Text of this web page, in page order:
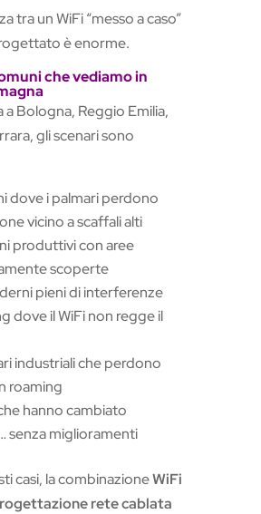
tra un WiFi “messo a caso”
è enorme.
che vediamo in
a Bologna, Reggio Emilia,
gli scenari sono
dove i palmari perdono
vicino a scaffali alti
produttivi con aree
scoperte
pieni di interferenze
dove il WiFi non regge il
industriali che perdono
roaming
hanno cambiato
senza miglioramenti
casi, la combinazioneWiFi
rete cablata